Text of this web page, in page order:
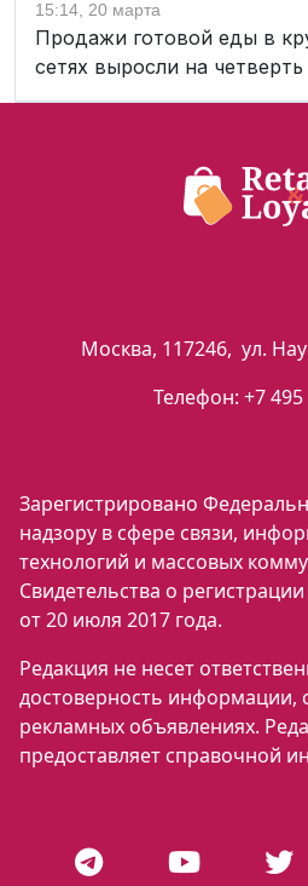
15:14, 20 марта
Продажи готовой еды в
сетях выросли на
Москва, 117246, ул.
Телефон: +7
Зарегистрировано
надзору в сфере связи,
технологий и массовых
Свидетельства о
от 20 июля 2017 года.
Редакция не несет
достоверность информации,
рекламных объявлениях.
предоставляет справочной